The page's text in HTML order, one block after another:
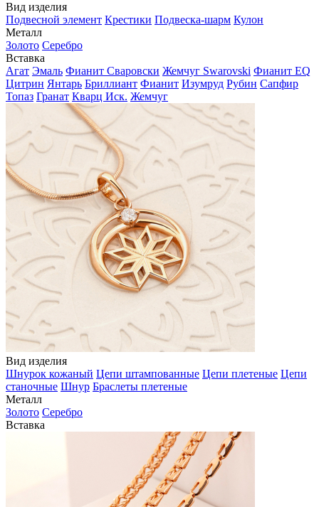
Вид изделия
Подвесной элемент Крестики Подвеска-шарм Кулон
Металл
Золото Серебро
Вставка
Агат Эмаль Фианит Сваровски Жемчуг Swarovski Фианит EQ
Цитрин Янтарь Бриллиант Фианит Изумруд Рубин Сапфир
Топаз Гранат Кварц Иск. Жемчуг
Вид изделия
Шнурок кожаный Цепи штампованные Цепи плетеные Цепи
станочные Шнур Браслеты плетеные
Металл
Золото Серебро
Вставка